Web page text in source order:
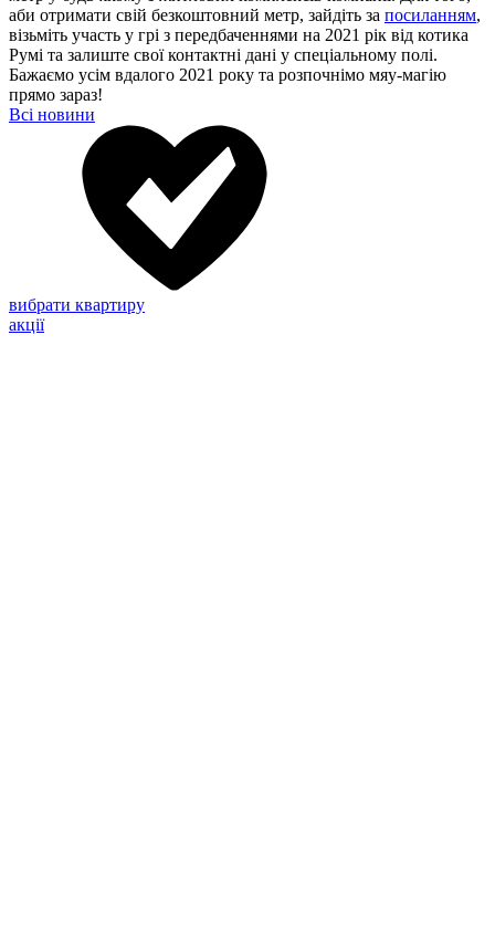
аби отримати свій безкоштовний метр, зайдіть за посиланням,
візьміть участь у грі з передбаченнями на 2021 рік від котика
Румі та залиште свої контактні дані у спеціальному полі.
Бажаємо усім вдалого 2021 року та розпочнімо мяу-магію
прямо зараз!
Всі новини
вибрати квартиру
акції